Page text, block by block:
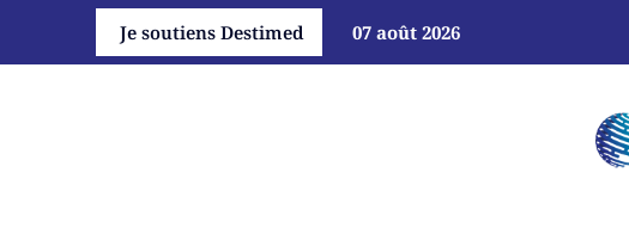
Je soutiens Destimed 07 août 2026